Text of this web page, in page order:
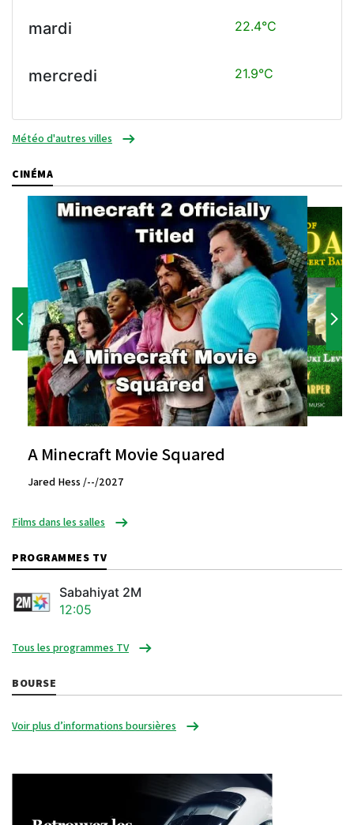
mardi 22.4°C
mercredi 21.9°C
Météo d'autres villes
CINÉMA
A Minecraft Movie Squared
Jared Hess /--/2027
Films dans les salles
PROGRAMMES TV
Sabahiyat 2M
12:05
Tous les programmes TV
BOURSE
Voir plus d’informations boursières